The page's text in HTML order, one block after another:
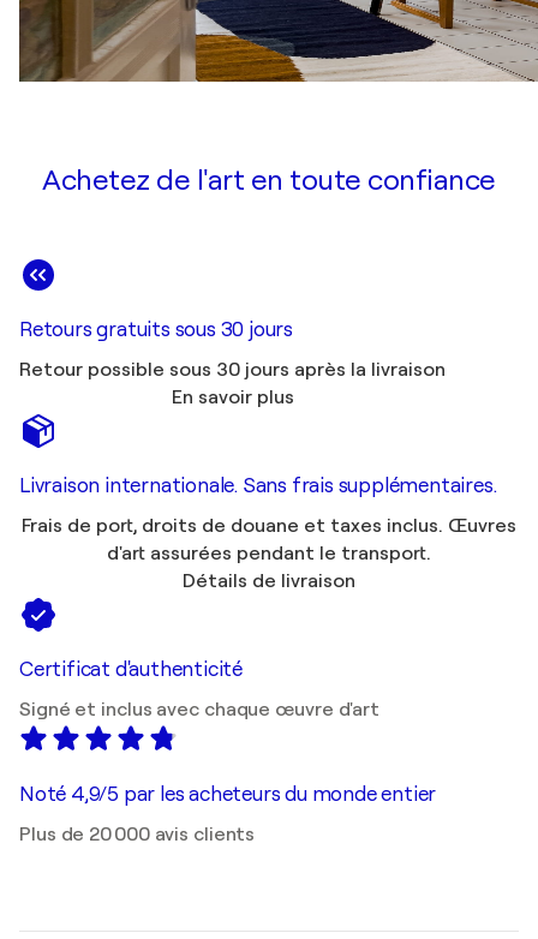
Achetez de l'art en toute confiance
Retours gratuits sous 30 jours
Retour possible sous 30 jours après la livraison
En savoir plus
Livraison internationale. Sans frais supplémentaires.
Frais de port, droits de douane et taxes inclus. Œuvres
d'art assurées pendant le transport.
Détails de livraison
Certificat d'authenticité
Signé et inclus avec chaque œuvre d'art
Noté 4,9/5 par les acheteurs du monde entier
Plus de 20 000 avis clients